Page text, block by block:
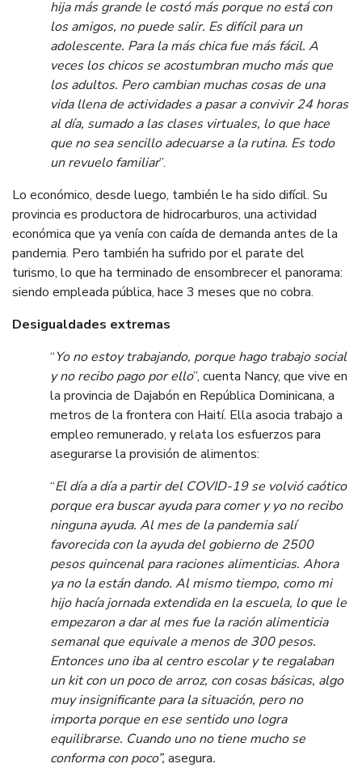
hija más grande le costó más porque no está con
los amigos, no puede salir. Es difícil para un
adolescente. Para la más chica fue más fácil. A
veces los chicos se acostumbran mucho más que
los adultos. Pero cambian muchas cosas de una
vida llena de actividades a pasar a convivir 24 horas
al día, sumado a las clases virtuales, lo que hace
que no sea sencillo adecuarse a la rutina. Es todo
un revuelo familiar”.
Lo económico, desde luego, también le ha sido difícil. Su
provincia es productora de hidrocarburos, una actividad
económica que ya venía con caída de demanda antes de la
pandemia. Pero también ha sufrido por el parate del
turismo, lo que ha terminado de ensombrecer el panorama:
siendo empleada pública, hace 3 meses que no cobra.
Desigualdades extremas
“Yo no estoy trabajando, porque hago trabajo social
y no recibo pago por ello”, cuenta Nancy, que vive en
la provincia de Dajabón en República Dominicana, a
metros de la frontera con Haití. Ella asocia trabajo a
empleo remunerado, y relata los esfuerzos para
asegurarse la provisión de alimentos:
“El día a día a partir del COVID-19 se volvió caótico
porque era buscar ayuda para comer y yo no recibo
ninguna ayuda. Al mes de la pandemia salí
favorecida con la ayuda del gobierno de 2500
pesos quincenal para raciones alimenticias. Ahora
ya no la están dando. Al mismo tiempo, como mi
hijo hacía jornada extendida en la escuela, lo que le
empezaron a dar al mes fue la ración alimenticia
semanal que equivale a menos de 300 pesos.
Entonces uno iba al centro escolar y te regalaban
un kit con un poco de arroz, con cosas básicas, algo
muy insignificante para la situación, pero no
importa porque en ese sentido uno logra
equilibrarse. Cuando uno no tiene mucho se
conforma con poco”,asegura.